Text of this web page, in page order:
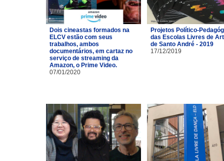
Dois cineastas formados na
ELCV estão com seus
trabalhos, ambos
documentários, em cartaz no
serviço de streaming da
Amazon, o Prime Video.
07/01/2020
Projetos Político-
das Escolas Livres de
de Santo André - 2019
17/12/2019